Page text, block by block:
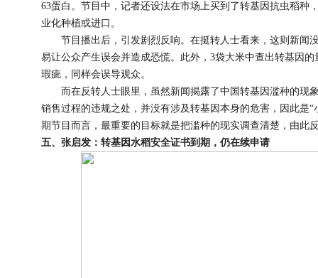
63蛋白。节目中，记者还设法在市场上买到了转基因抗虫稻种
业化种植或进口。
节目播出后，引发剧烈反响。在挺转人士看来，这则新闻
易让公众产生误会并造成恐慌。此外，3袋大米中查出转基因
瑕疵，同样会误导观众。
而在反转人士眼里，虽然新闻揭露了中国转基因滥种的现
销售过程的违规之处，并没有涉及转基因本身的危害，因此是
期节目而言，最重要的目标就是把滥种的现实调查清楚，由此
五、张启发：转基因水稻安全证书到期，仍在续申请